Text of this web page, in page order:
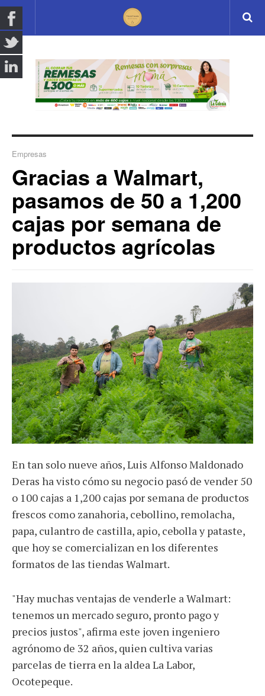
Empresas
Gracias a Walmart,
pasamos de 50 a 1,200
cajas por semana de
productos agrícolas
En tan solo nueve años, Luis Alfonso Maldonado
Deras ha visto cómo su negocio pasó de vender 50
o 100 cajas a 1,200 cajas por semana de productos
frescos como zanahoria, cebollino, remolacha,
papa, culantro de castilla, apio, cebolla y pataste,
que hoy se comercializan en los diferentes
formatos de las tiendas Walmart.
"Hay muchas ventajas de venderle a Walmart:
tenemos un mercado seguro, pronto pago y
precios justos", afirma este joven ingeniero
agrónomo de 32 años, quien cultiva varias
parcelas de tierra en la aldea La Labor,
Ocotepeque.